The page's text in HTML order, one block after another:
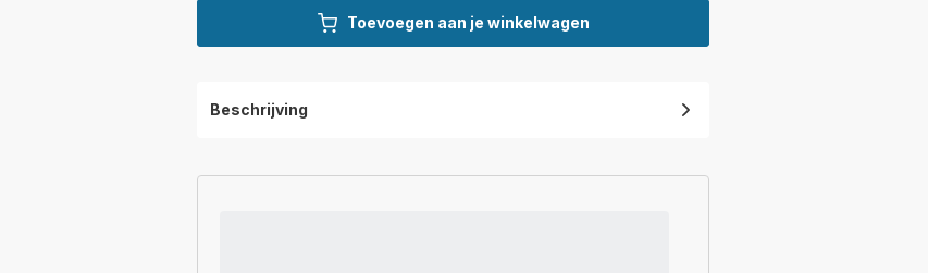
Toevoegen aan je winkelwagen
Beschrijving